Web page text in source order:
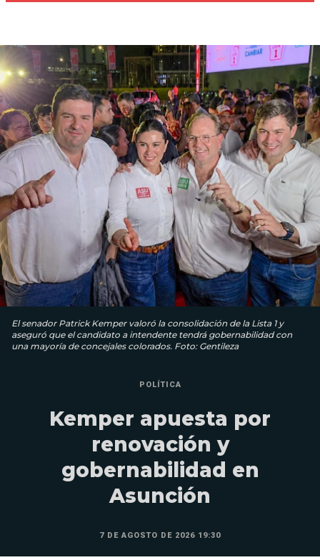
El senador Patrick Kemper valoró la consolidación de la Lista 1 y
aseguró que el candidato a intendente tendrá gobernabilidad con
una mayoría de concejales colorados. Foto: Gentileza
POLÍTICA
Kemper apuesta por
renovación y
gobernabilidad en
Asunción
7 DE AGOSTO DE 2026 19:30